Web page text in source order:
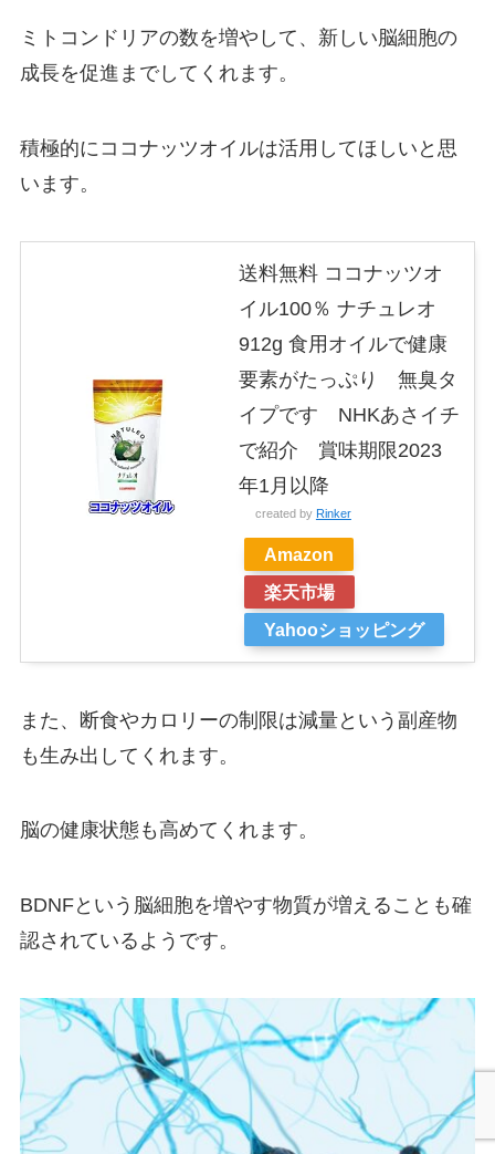
ミトコンドリアの数を増やして、新しい脳細胞の
成長を促進までしてくれます。
積極的にココナッツオイルは活用してほしいと思
います。
送料無料 ココナッツオ
イル100％ ナチュレオ
912g 食用オイルで健康
要素がたっぷり 無臭タ
イプです NHKあさイチ
で紹介 賞味期限2023
年1月以降
created by Rinker
Amazon
楽天市場
Yahooショッピング
また、断食やカロリーの制限は減量という副産物
も生み出してくれます。
脳の健康状態も高めてくれます。
BDNFという脳細胞を増やす物質が増えることも確
認されているようです。